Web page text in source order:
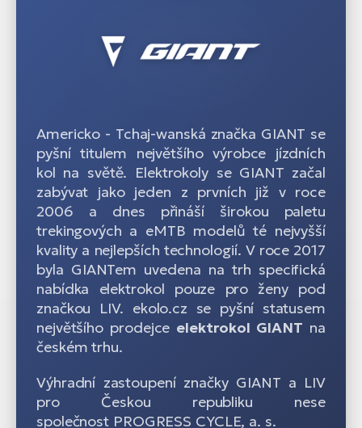
Americko - Tchaj-wanská značka GIANT se
pyšní titulem největšího výrobce jízdních
kol na světě. Elektrokoly se GIANT začal
zabývat jako jeden z prvních již v roce
2006 a dnes přináší širokou paletu
trekingových a eMTB modelů té nejvyšší
kvality a nejlepších technologií. V roce 2017
byla GIANTem uvedena na trh specifická
nabídka elektrokol pouze pro ženy pod
značkou LIV. ekolo.cz se pyšní statusem
největšího prodejce elektrokol GIANT na
českém trhu.
Výhradní zastoupení značky GIANT a LIV
pro Českou republiku nese
společnost PROGRESS CYCLE, a. s.